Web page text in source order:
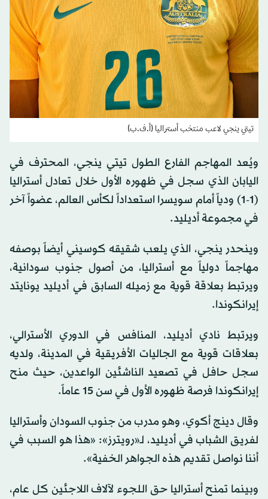
تيتي ينجي لاعب منتخب أستراليا (أ.ف.ب)
ويُعد المهاجم الفارع الطول تيتي ينجي، المحترف في
اليابان الذي سجل في ظهوره الأول خلال تعادل أستراليا
(1-1) ودياً أمام سويسرا استعداداً لكأس العالم، عضواً آخر
في مجموعة أديليد.
وينحدر ينجي، الذي يلعب شقيقه كوسيني أيضاً بوصفه
مهاجماً دولياً مع أستراليا، من أصول جنوب سودانية،
ويرتبط بعلاقة قوية مع زميله السابق في أديليد يونايتد
إيرانكوندا.
ويرتبط نادي أديليد، المنافس في الدوري الأسترالي،
بعلاقات قوية مع الجاليات الأفريقية في المدينة، ولديه
سجل حافل في تصعيد الناشئين الواعدين، حيث منح
إيرانكوندا فرصة ظهوره الأول في سن 15 عاماً.
وقال دينج أكوي، وهو مدرب من جنوب السودان وأستراليا
لفريق الشباب في أديليد، لـ«رويترز»: «هذا هو السبب في
أننا نواصل تقديم هذه الجواهر الخفية».
وبينما تمنح أستراليا حق اللجوء لآلاف اللاجئين كل عام،